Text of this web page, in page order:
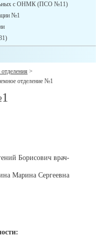
с ОНМК (ПСО №11)
№1
>
отделение №1
Борисович врач-
Марина Сергеевна